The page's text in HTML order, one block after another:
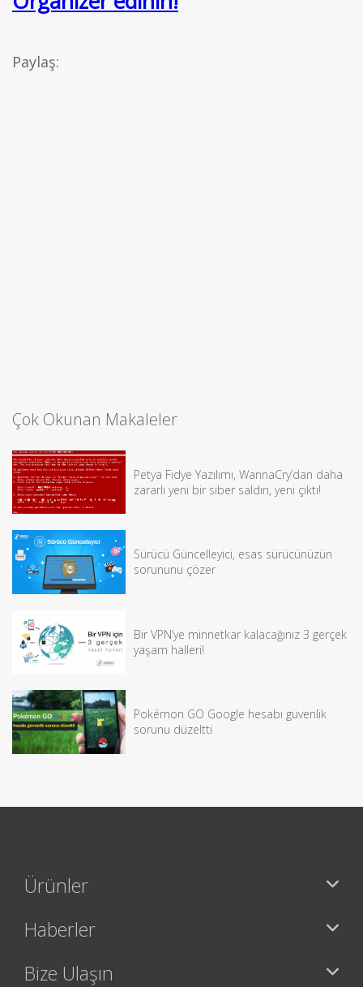
Paylaş:
Çok Okunan Makaleler
Petya Fidye Yazılımı, WannaCry’dan daha
zararlı yeni bir siber saldırı, yeni çıktı!
Sürücü Güncelleyici, esas sürücünüzün
sorununu çözer
Bir VPN’ye minnetkar kalacağınız 3 gerçek
yaşam halleri!
Pokémon GO Google hesabı güvenlik
sorunu düzeltti
Ürünler
Haberler
Bize Ulaşın